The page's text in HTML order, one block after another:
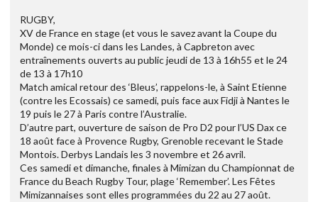
RUGBY,
XV de France en stage (et vous le savez avant la Coupe du
Monde) ce mois-ci dans les Landes, à Capbreton avec
entraînements ouverts au public jeudi de 13 à 16h55 et le 24
de 13 à 17h10
Match amical retour des ‘Bleus’, rappelons-le, à Saint Etienne
(contre les Ecossais) ce samedi, puis face aux Fidji à Nantes le
19 puis le 27 à Paris contre l’Australie.
D’autre part, ouverture de saison de Pro D2 pour l’US Dax ce
18 août face à Provence Rugby, Grenoble recevant le Stade
Montois. Derbys Landais les 3 novembre et 26 avril.
Ces samedi et dimanche, finales à Mimizan du Championnat de
France du Beach Rugby Tour, plage ‘Remember’. Les Fêtes
Mimizannaises sont elles programmées du 22 au 27 août.